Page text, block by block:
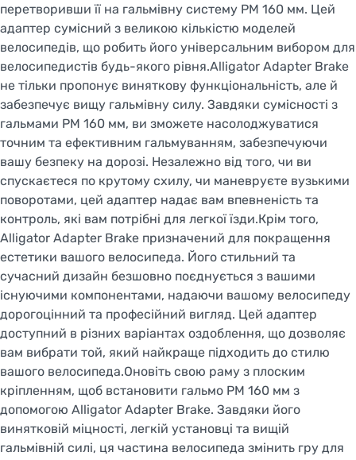
перетворивши її на гальмівну систему PM 160 мм. Цей
адаптер сумісний з великою кількістю моделей
велосипедів, що робить його універсальним вибором для
велосипедистів будь-якого рівня.Alligator Adapter Brake
не тільки пропонує виняткову функціональність, але й
забезпечує вищу гальмівну силу. Завдяки сумісності з
гальмами PM 160 мм, ви зможете насолоджуватися
точним та ефективним гальмуванням, забезпечуючи
вашу безпеку на дорозі. Незалежно від того, чи ви
спускаєтеся по крутому схилу, чи маневруєте вузькими
поворотами, цей адаптер надає вам впевненість та
контроль, які вам потрібні для легкої їзди.Крім того,
Alligator Adapter Brake призначений для покращення
естетики вашого велосипеда. Його стильний та
сучасний дизайн безшовно поєднується з вашими
існуючими компонентами, надаючи вашому велосипеду
дорогоцінний та професійний вигляд. Цей адаптер
доступний в різних варіантах оздоблення, що дозволяє
вам вибрати той, який найкраще підходить до стилю
вашого велосипеда.Оновіть свою раму з плоским
кріпленням, щоб встановити гальмо PM 160 мм з
допомогою Alligator Adapter Brake. Завдяки його
винятковій міцності, легкій установці та вищій
гальмівній силі, ця частина велосипеда змінить гру для